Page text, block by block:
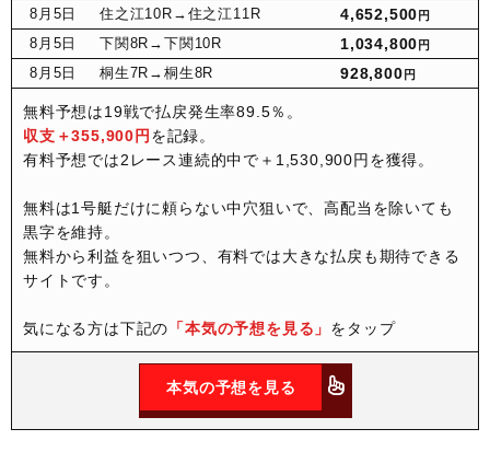
8月 5日 住之江10R →住之江11R 4,652,500 円
8月 5日 下関8R →下関10R 1,034,800 円
8月 5日 桐生7R →桐生8R 928,800 円
無料予想は19戦で払戻発生率89.5％。
収支＋355,900円 を記録。
有料予想では2レース連続的中で＋1,530,900円を獲得。
無料は1号艇だけに頼らない中穴狙いで、高配当を除いても
黒字を維持。
無料から利益を狙いつつ、有料では大きな払戻も期待できる
サイトです。
気になる方は下記の 「本気の予想を見る」 をタップ
本気の予想を見る